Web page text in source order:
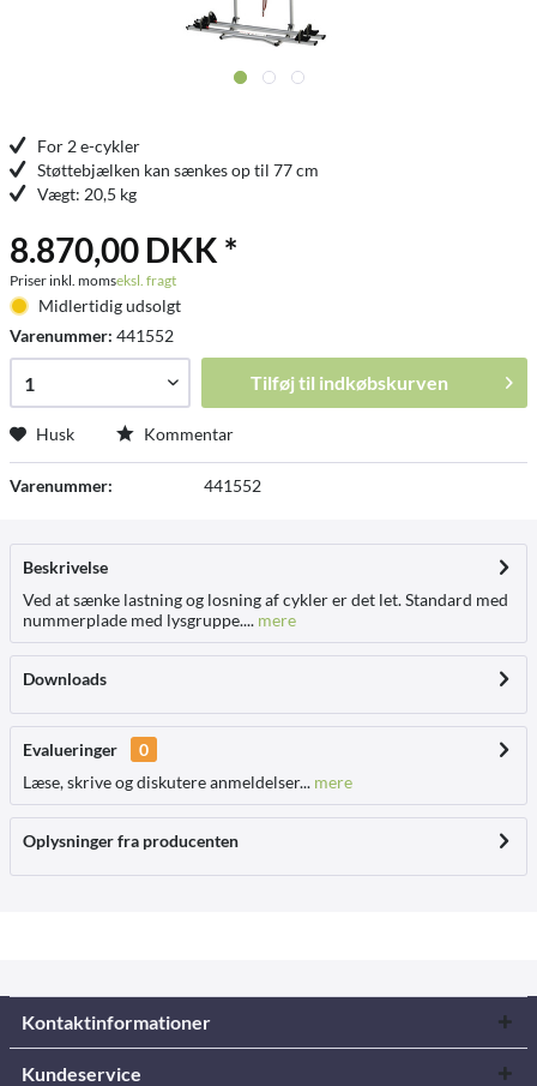
For 2 e-cykler
Støttebjælken kan sænkes op til 77 cm
Vægt: 20,5 kg
8.870,00 DKK *
Priser inkl. momseksl. fragt
Midlertidig udsolgt
Varenummer: 441552
Tilføj til indkøbskurven
Husk Kommentar
Varenummer: 441552
Beskrivelse
Ved at sænke lastning og losning af cykler er det let. Standard med
nummerplade med lysgruppe.... mere
Downloads
Evalueringer
0
Læse, skrive og diskutere anmeldelser... mere
Oplysninger fra producenten
Kontaktinformationer
Kundeservice